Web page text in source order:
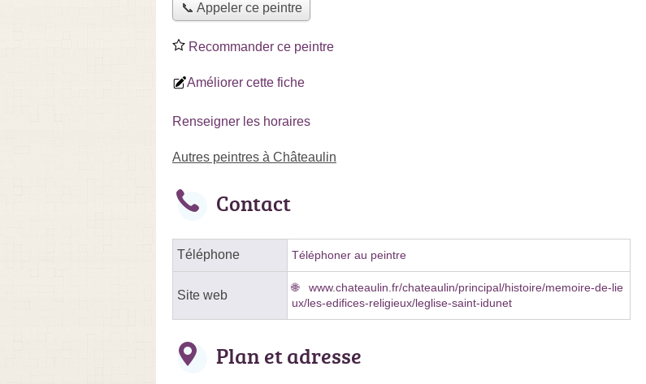
📞 Appeler ce peintre
Recommander ce peintre
Améliorer cette fiche
Renseigner les horaires
Autres peintres à Châteaulin
Contact
Téléphone Téléphoner au peintre
Site web
www.chateaulin.fr/chateaulin/principal/histoire/memoire-de-lie
ux/les-edifices-religieux/leglise-saint-idunet
Plan et adresse